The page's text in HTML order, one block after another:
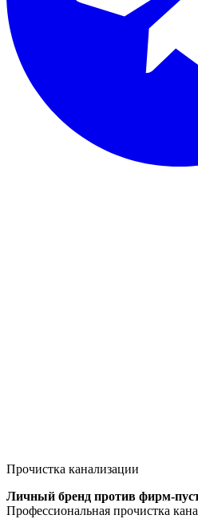
Прочистка канализации
Личный бренд против фирм-
Профессиональная прочистка